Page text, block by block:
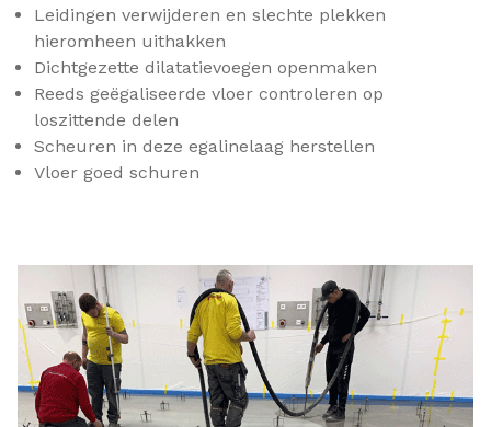
Leidingen verwijderen en slechte plekken
hieromheen uithakken
Dichtgezette dilatatievoegen openmaken
Reeds geëgaliseerde vloer controleren op
loszittende delen
Scheuren in deze egalinelaag herstellen
Vloer goed schuren